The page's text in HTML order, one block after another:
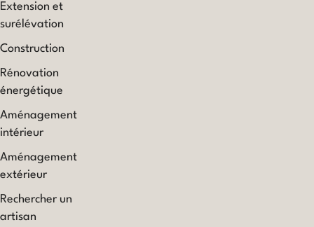
Extension et
surélévation
Construction
Rénovation
énergétique
Aménagement
intérieur
Aménagement
extérieur
Rechercher un
artisan